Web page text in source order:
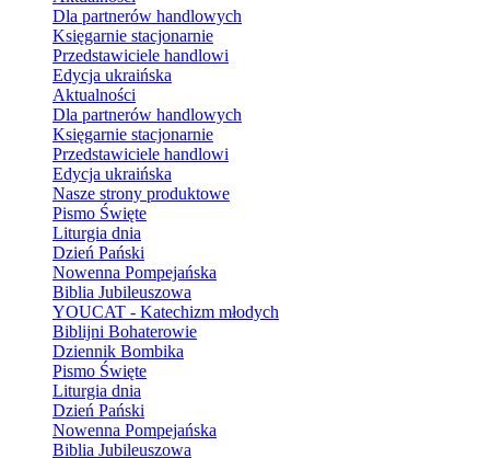
Dla partnerów handlowych
Księgarnie stacjonarnie
Przedstawiciele handlowi
Edycja ukraińska
Aktualności
Dla partnerów handlowych
Księgarnie stacjonarnie
Przedstawiciele handlowi
Edycja ukraińska
Nasze strony produktowe
Pismo Święte
Liturgia dnia
Dzień Pański
Nowenna Pompejańska
Biblia Jubileuszowa
YOUCAT - Katechizm młodych
Biblijni Bohaterowie
Dziennik Bombika
Pismo Święte
Liturgia dnia
Dzień Pański
Nowenna Pompejańska
Biblia Jubileuszowa